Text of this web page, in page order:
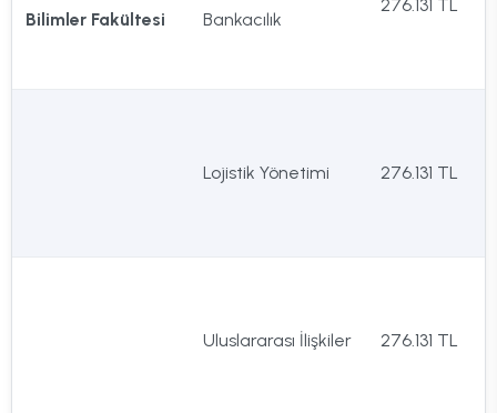
Bilimler Fakültesi
Bankacılık
276.131 TL
Lojistik Yönetimi 276.131 TL
Uluslararası İlişkiler 276.131 TL